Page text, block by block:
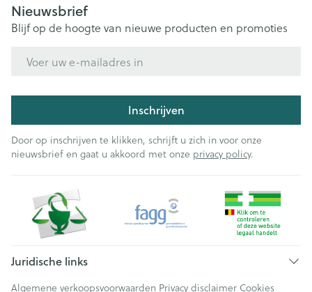
Nieuwsbrief
Blijf op de hoogte van nieuwe producten en promoties
Inschrijven
Door op inschrijven te klikken, schrijft u zich in voor onze
nieuwsbrief en gaat u akkoord met onze privacy policy.
Juridische links
Algemene verkoopsvoorwaarden Privacy disclaimer Cookies